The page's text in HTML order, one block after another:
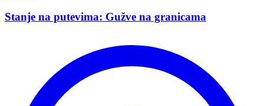
Stanje na putevima: Gužve na granicama